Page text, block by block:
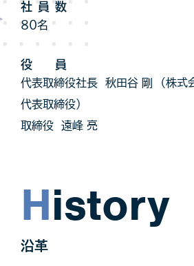
社員数
８０名
役 員
代表取締役社長 秋田谷 剛 （株式
代表取締役）
取締役 遠峰 亮
History
沿革